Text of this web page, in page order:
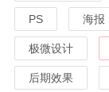
PS 海报
极微设计
后期效果